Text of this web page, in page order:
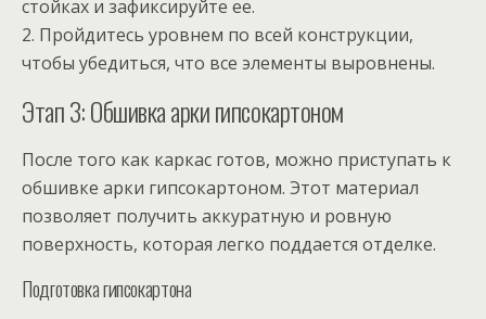
стойках и зафиксируйте ее.
2. Пройдитесь уровнем по всей конструкции,
чтобы убедиться, что все элементы выровнены.
Этап 3: Обшивка арки гипсокартоном
После того как каркас готов, можно приступать к
обшивке арки гипсокартоном. Этот материал
позволяет получить аккуратную и ровную
поверхность, которая легко поддается отделке.
Подготовка гипсокартона